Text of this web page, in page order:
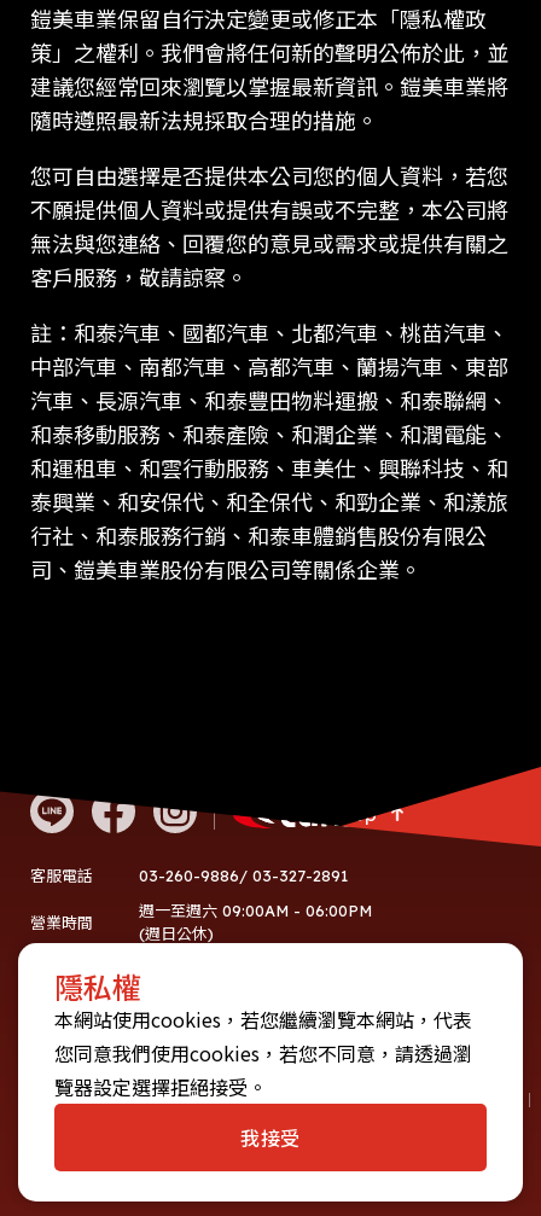
鎧美車業保留自行決定變更或修正本「隱私權政
策」之權利。我們會將任何新的聲明公佈於此，並
建議您經常回來瀏覽以掌握最新資訊。鎧美車業將
隨時遵照最新法規採取合理的措施。
您可自由選擇是否提供本公司您的個人資料，若您
不願提供個人資料或提供有誤或不完整，本公司將
無法與您連絡、回覆您的意見或需求或提供有關之
客戶服務，敬請諒察。
註：和泰汽車、國都汽車、北都汽車、桃苗汽車、
中部汽車、南都汽車、高都汽車、蘭揚汽車、東部
汽車、長源汽車、和泰豐田物料運搬、和泰聯網、
和泰移動服務、和泰產險、和潤企業、和潤電能、
和運租車、和雲行動服務、車美仕、興聯科技、和
泰興業、和安保代、和全保代、和勁企業、和漾旅
行社、和泰服務行銷、和泰車體銷售股份有限公
司、鎧美車業股份有限公司等關係企業。
客服電話 03-260-9886/ 03-327-2891
營業時間
週一至週六 09:00AM - 06:00PM
(週日公休)
地址
桃園市龜山區復興三路10號
使用者條款隱私權政策
Copyright © 2025 CARMAX Racing International Company Limited. All rights reserved.
Go Top
隱私權
本網站使用cookies，若您繼續瀏覽本網站，代表
您同意我們使用cookies，若您不同意，請透過瀏
覽器設定選擇拒絕接受。
我接受